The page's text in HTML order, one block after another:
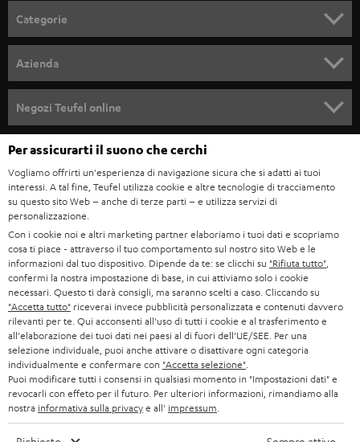
l
l
a
n
e
w
s
l
e
t
t
e
r
Categorie
SOUNDBAR
STEREO
BLUETOOTH
CUFFIE
CUFFIE BLUETOOTH
SET STEREO
ALTOPARLANTE
ULTIMA
CUFFIE IN-EAR
Azienda
CARRIERA
STAMPA
B2B
BLOG
NEWSLETTER
NEGOZI
VANTAGGI TEUFEL
LA NOSTRA STORIA
MANAGEMENT
Negozi Teufel online
GERMANIA
AUSTRIA
SVIZZERA
PAESI BASSI
BELGIO
FRANCIA
POLONIA
Per assicurarti il suono che cerchi
Vogliamo offrirti un'esperienza di navigazione sicura che si adatti ai tuoi
interessi. A tal fine, Teufel utilizza cookie e altre tecnologie di tracciamento
su questo sito Web – anche di terze parti – e utilizza servizi di
personalizzazione.
Con i cookie noi e altri marketing partner elaboriamo i tuoi dati e scopriamo
cosa ti piace - attraverso il tuo comportamento sul nostro sito Web e le
informazioni dal tuo dispositivo. Dipende da te: se clicchi su "Rifiuta tutto"
confermi la nostra impostazione di base, in cui attiviamo solo i cookie
necessari. Questo ti darà consigli, ma saranno scelti a caso. Cliccando su
"Accetta tutto" riceverai invece pubblicità personalizzata e contenuti davvero
rilevanti per te. Qui acconsenti all'uso di tutti i cookie e al trasferimento e
all'elaborazione dei tuoi dati nei paesi al di fuori dell’UE/SEE. Per una
selezione individuale, puoi anche attivare o disattivare ogni categoria
individualmente e confermare con "Accetta selezione"
Puoi modificare tutti i consensi in qualsiasi momento in "Impostazioni dati" e
revocarli con effeto per il futuro. Per ulteriori informazioni, rimandiamo alla
nostra informativa sulla privacye all' impressum